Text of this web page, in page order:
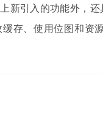
新引入的功能外，
存、使用位图和资